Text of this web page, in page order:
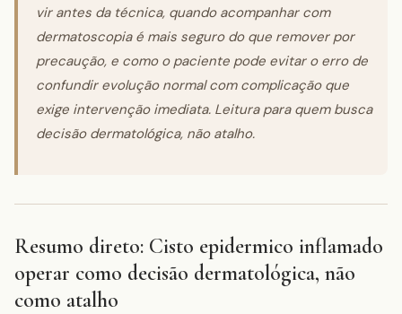
vir antes da técnica, quando acompanhar com
dermatoscopia é mais seguro do que remover por
precaução, e como o paciente pode evitar o erro de
confundir evolução normal com complicação que
exige intervenção imediata. Leitura para quem busca
decisão dermatológica, não atalho.
Resumo direto: Cisto epidermico inflamado
operar como decisão dermatológica, não
como atalho